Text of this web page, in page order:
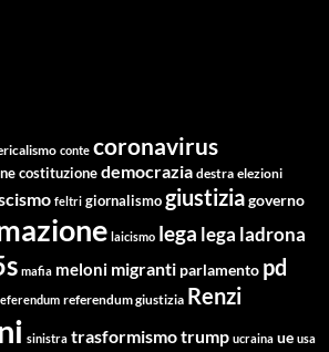
conte coronavirus
costituzionedemocrazia destra elezioni
feltri giornalismogiustiziagoverno
laicismo lega lega ladrona
mafia meloni migranti parlamento pd
referendum giustizia Renzi
sinistra trasformismotrump ucraina ue usa